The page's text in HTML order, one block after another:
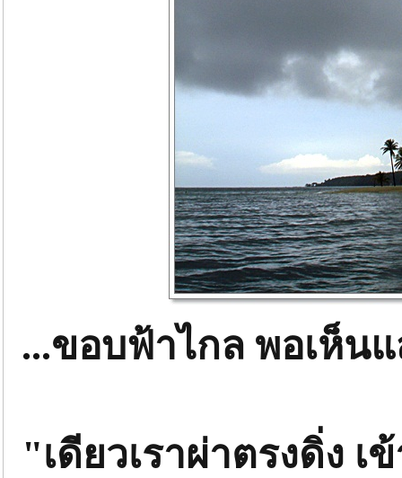
...ขอบฟ้าไกล พอเห็นแ
"เดียวเราผ่าตรงดิ่ง เ